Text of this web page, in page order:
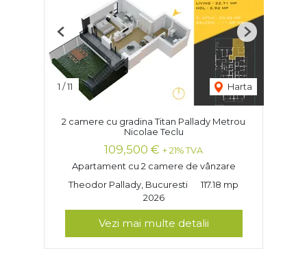
1 /11 Harta
Previous Next
2 camere cu gradina Titan Pallady Metrou
Nicolae Teclu
109,500 € + 21% TVA
Apartament cu 2 camere de vânzare
Theodor Pallady, Bucuresti
117.18 mp
2026
Vezi mai multe detalii